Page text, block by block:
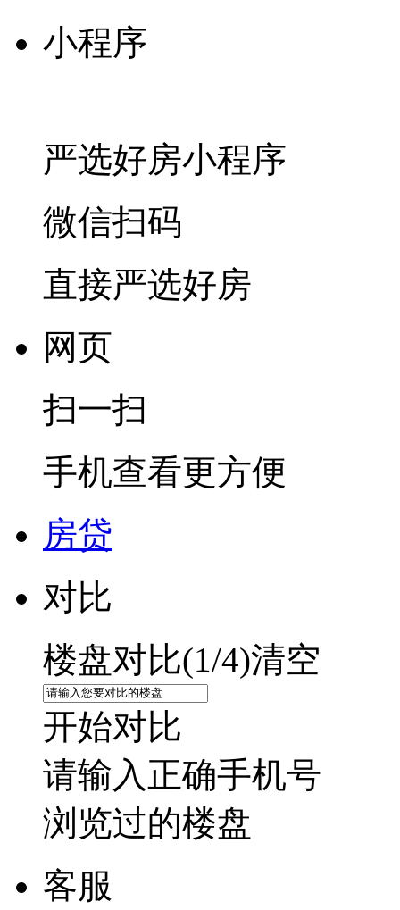
小程序
严选好房小程序
微信扫码
直接严选好房
网页
扫一扫
手机查看更方便
房贷
对比
楼盘对比(1/4)清空
开始对比
请输入正确手机号
浏览过的楼盘
客服